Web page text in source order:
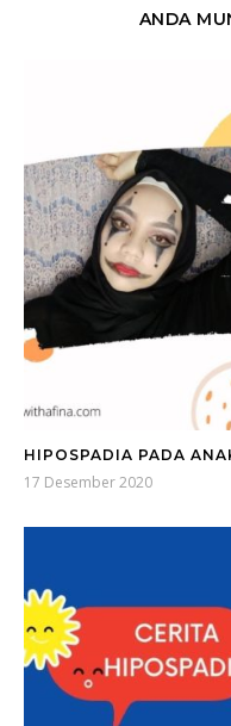
ANDA
HIPOSPADIA PADA
17 Desember 2020